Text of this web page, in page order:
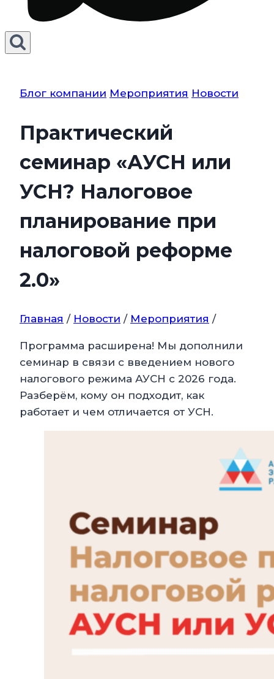
Блог компании Мероприятия Новости
Практический
семинар «АУСН или
УСН? Налоговое
планирование при
налоговой реформе
2.0»
Главная / Новости / Мероприятия /
Программа расширена! Мы дополнили
семинар в связи с введением нового
налогового режима АУСН с 2026 года.
Разберём, кому он подходит, как
работает и чем отличается от УСН.